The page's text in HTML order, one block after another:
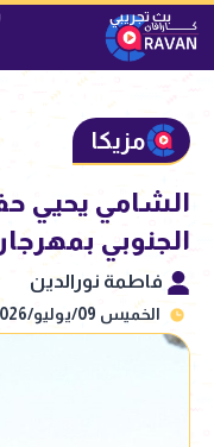
مزيكا
الشامي يحيي
الجنوبي
فاطمة نورالدين
الخميس 09/يوليو/2026 - 01:21 م